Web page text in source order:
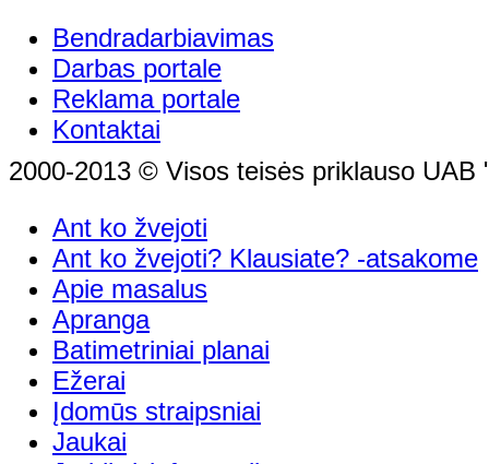
Bendradarbiavimas
Darbas portale
Reklama portale
Kontaktai
2000-2013 © Visos teisės priklauso UAB
Ant ko žvejoti
Ant ko žvejoti? Klausiate? -atsakome
Apie masalus
Apranga
Batimetriniai planai
Ežerai
Įdomūs straipsniai
Jaukai